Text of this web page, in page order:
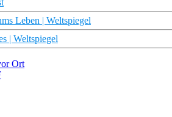
Leben | Weltspiegel
| Weltspiegel
Ort